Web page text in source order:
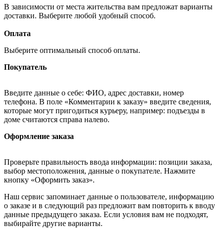
В зависимости от места жительства вам предложат варианты
доставки. Выберите любой удобный способ.
Оплата
Выберите оптимальный способ оплаты.
Покупатель
Введите данные о себе: ФИО, адрес доставки, номер
телефона. В поле «Комментарии к заказу» введите сведения,
которые могут пригодиться курьеру, например: подъезды в
доме считаются справа налево.
Оформление заказа
Проверьте правильность ввода информации: позиции заказа,
выбор местоположения, данные о покупателе. Нажмите
кнопку «Оформить заказ».
Наш сервис запоминает данные о пользователе, информацию
о заказе и в следующий раз предложит вам повторить к вводу
данные предыдущего заказа. Если условия вам не подходят,
выбирайте другие варианты.